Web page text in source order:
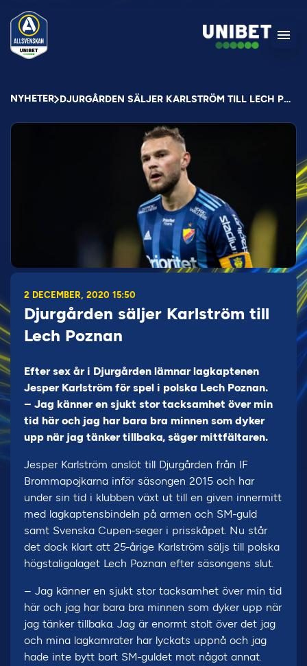
NYHETER DJURGÅRDEN SÄLJER KARLSTRÖM TILL LECH POZNAN
2 DECEMBER, 2020 15:50
Djurgården säljer Karlström till
Lech Poznan
Efter sex år i Djurgården lämnar lagkaptenen
Jesper Karlström för spel i polska Lech Poznan.
– Jag känner en sjukt stor tacksamhet över min
tid här och jag har bara bra minnen som dyker
upp när jag tänker tillbaka, säger mittfältaren.
Jesper Karlström anslöt till Djurgården från IF
Brommapojkarna inför säsongen 2015 och har
under sin tid i klubben växt ut till en given innermitt
med lagkaptensbindeln på armen och SM-guld
samt Svenska Cupen-seger i prisskåpet. Nu står
det dock klart att 25-årige Karlström säljs till polska
högstaligalaget Lech Poznan efter säsongens slut.
– Jag känner en sjukt stor tacksamhet över min tid
här och jag har bara bra minnen som dyker upp när
jag tänker tillbaka. Jag är enormt stolt över det jag
och mina lagkamrater har lyckats uppnå och jag
hade inte bytt bort SM-guldet mot något annat.